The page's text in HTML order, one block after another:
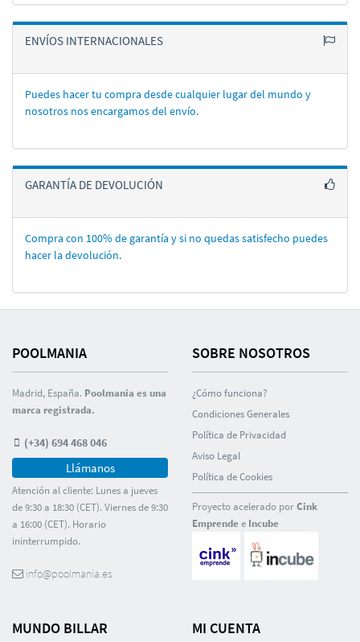
ENVÍOS INTERNACIONALES
Puedes hacer tu compra desde cualquier lugar del mundo y
nosotros nos encargamos del enví­o.
GARANTÍA DE DEVOLUCIÓN
Compra con 100% de garantí­a y si no quedas satisfecho puedes
hacer la devolución.
POOLMANIA
Madrid, España. Poolmania es una
marca registrada.
(+34) 694 468 046
Llámanos
Atención al cliente: Lunes a jueves
de 9:30 a 18:30 (CET). Viernes de 9:30
a 16:00 (CET). Horario
ininterrumpido.
info@poolmania.es
SOBRE NOSOTROS
¿Cómo funciona?
Condiciones Generales
Polí­tica de Privacidad
Aviso Legal
Polí­tica de Cookies
Proyecto acelerado porCink
Emprendee Incube
MUNDO BILLAR MI CUENTA